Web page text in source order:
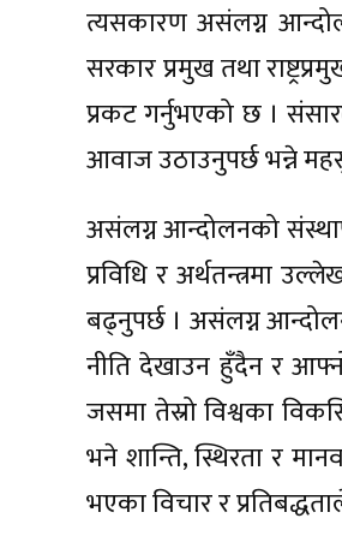
त्यसकारण असंलग्न
सरकार प्रमुख तथा
प्रकट गर्नुभएको छ ।
आवाज उठाउनुपर्छ भन्ने
असंलग्न आन्दोलनको
प्रविधि र अर्थतन्त्रमा
बढ्नुपर्छ । असंलग्न
नीति देखाउन हुँदैन र
जसमा तेस्रो विश्वका
भने शान्ति, स्थिरता र
भएका विचार र